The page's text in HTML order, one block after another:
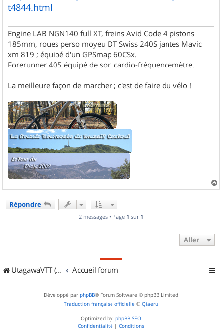
g
e
t4844.html
Engine LAB NGN140 full XT, freins Avid Code 4 pistons
185mm, roues perso moyeu DT Swiss 240S jantes Mavic
xm 819 ; équipé d'un GPSmap 60CSx.
Forerunner 405 équipé de son cardio-fréquencemètre.
La meilleure façon de marcher ; c'est de faire du vélo !
a
Répondre
2 messages • Page 1 sur 1
Aller
UtagawaVTT (Randos VTT et VTTAE avec traces GPS) Accueil forum
Développé par phpBB® Forum Software © phpBB Limited
Traduction française officielle © Qiaeru
Optimized by: phpBB SEO
Confidentialité | Conditions